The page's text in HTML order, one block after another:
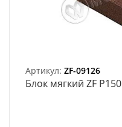
Артикул: ZF-09126
Блок мягкий ZF P150